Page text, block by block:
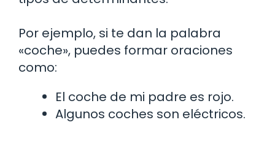
Por ejemplo, si te dan la palabra
«coche», puedes formar oraciones
como:
El coche de mi padre es rojo.
Algunos coches son eléctricos.